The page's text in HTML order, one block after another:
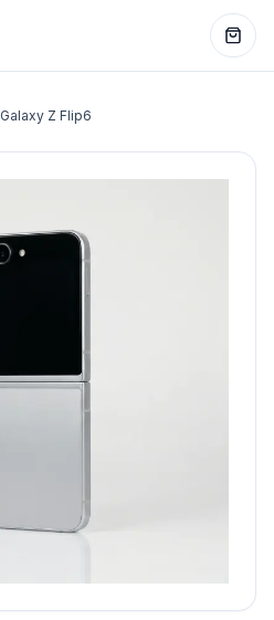
Galaxy Z Flip6